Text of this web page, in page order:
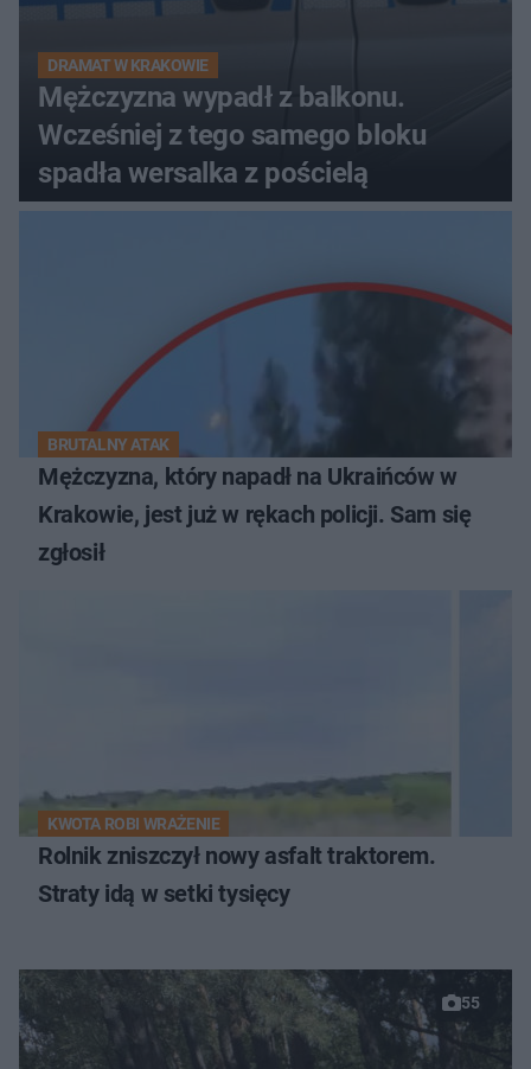
DRAMAT W KRAKOWIE
Mężczyzna wypadł z balkonu.
Wcześniej z tego samego bloku
spadła wersalka z pościelą
BRUTALNY ATAK
Mężczyzna, który napadł na Ukraińców w
Krakowie, jest już w rękach policji. Sam się
zgłosił
KWOTA ROBI WRAŻENIE
Rolnik zniszczył nowy asfalt traktorem.
Straty idą w setki tysięcy
55